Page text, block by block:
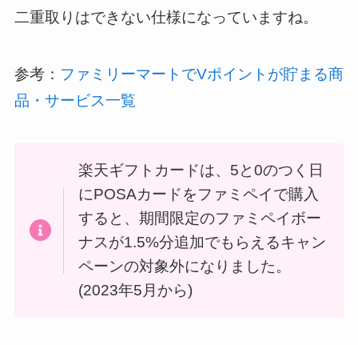
二重取りはできない仕様になっていますね。
参考： ファミリーマートでVポイントが貯まる商
品・サービス一覧
楽天ギフトカードは、5と0のつく日
にPOSAカードをファミペイで購入
すると、期間限定のファミペイボー
ナスが1.5%分追加でもらえるキャン
ペーンの対象外になりました。
(2023年5月から)